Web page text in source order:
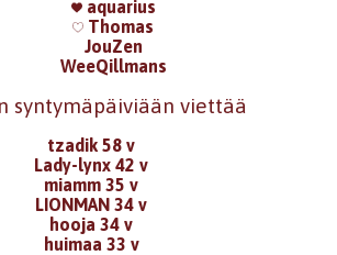
aquarius
Thomas
JouZen
WeeQillmans
syntymäpäiviään viettää
tzadik 58 v
Lady-lynx 42 v
miamm 35 v
LIONMAN 34 v
hooja 34 v
huimaa 33 v